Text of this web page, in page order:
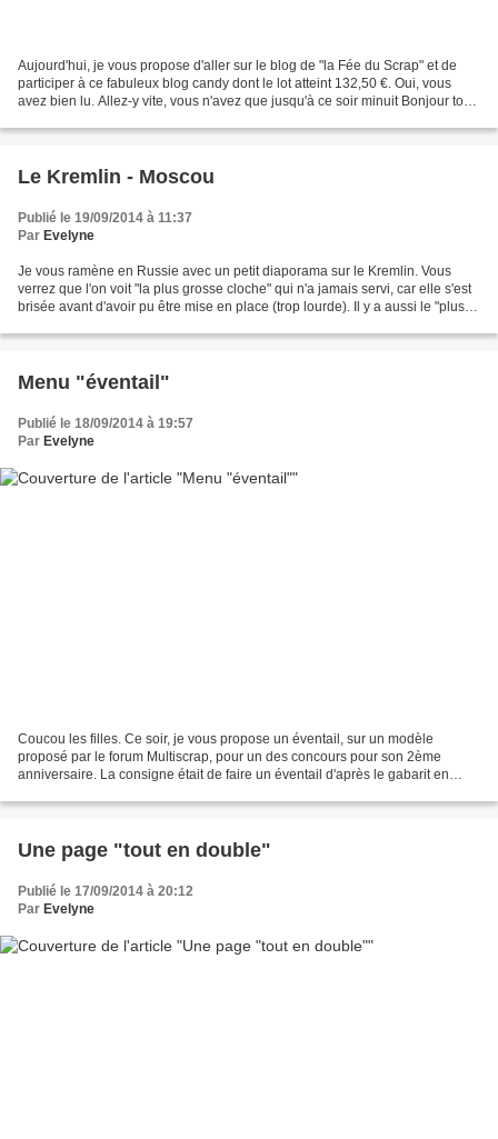
Aujourd'hui, je vous propose d'aller sur le blog de "la Fée du Scrap" et de
participer à ce fabuleux blog candy dont le lot atteint 132,50 €. Oui, vous
avez bien lu. Allez-y vite, vous n'avez que jusqu'à ce soir minuit Bonjour tout
Le Kremlin - Moscou
Publié le 19/09/2014 à 11:37
Par Evelyne
Je vous ramène en Russie avec un petit diaporama sur le Kremlin. Vous
verrez que l'on voit "la plus grosse cloche" qui n'a jamais servi, car elle s'est
brisée avant d'avoir pu être mise en place (trop lourde). Il y a aussi le "plus
Menu "éventail"
Publié le 18/09/2014 à 19:57
Par Evelyne
Coucou les filles. Ce soir, je vous propose un éventail, sur un modèle
proposé par le forum Multiscrap, pour un des concours pour son 2ème
anniversaire. La consigne était de faire un éventail d'après le gabarit en
Une page "tout en double"
Publié le 17/09/2014 à 20:12
Par Evelyne